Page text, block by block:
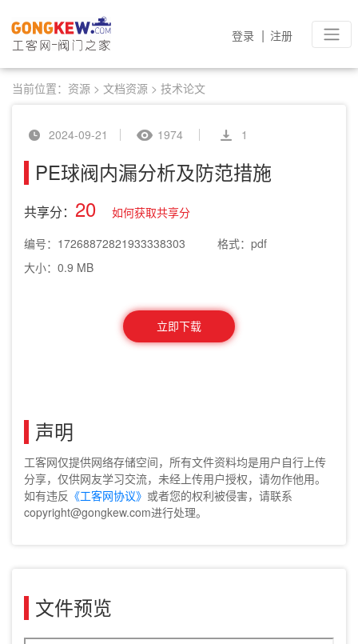
登录 | 注册
当前位置： 资源 > 文档资源 > 技术论文
2024-09-21 1974 1
PE球阀内漏分析及防范措施
共享分： 20
如何获取共享分
编号：17268872821933338303
格式：pdf
大小：0.9 MB
立即下载
声明
工客网仅提供网络存储空间，所有文件资料均是用户自行上传
分享，仅供网友学习交流，未经上传用户授权，请勿作他用。
如有违反 《工客网协议》 或者您的权利被侵害，请联系
copyright@gongkew.com进行处理。
文件预览